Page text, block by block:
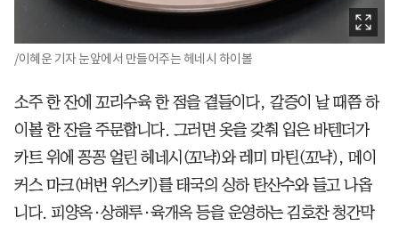
/이혜운 기자 눈앞에서 만들어주는 헤네시 하이볼
소주 한 잔에 꼬리수육 한 점을 곁들이다, 갈증이 날 때쯤 하
이볼 한 잔을 주문합니다. 그러면 옷을 갖춰 입은 바텐더가
카트 위에 꽁꽁 얼린 헤네시(꼬냑)와 레미 마틴(꼬냑), 메이
커스 마크(버번 위스키)를 태국의 싱하 탄산수와 들고 나옵
니다. 피양옥·상해루·육개옥 등을 운영하는 김호찬 청간막